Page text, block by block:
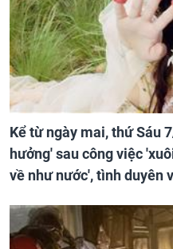
Kể từ ngày mai, thứ Sáu
hưởng' sau công việc
về như nước', tình duyên